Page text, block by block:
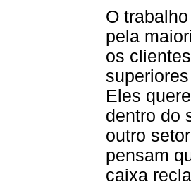
O
pela
os
Eles
dentro do
outro
pensam
caixa